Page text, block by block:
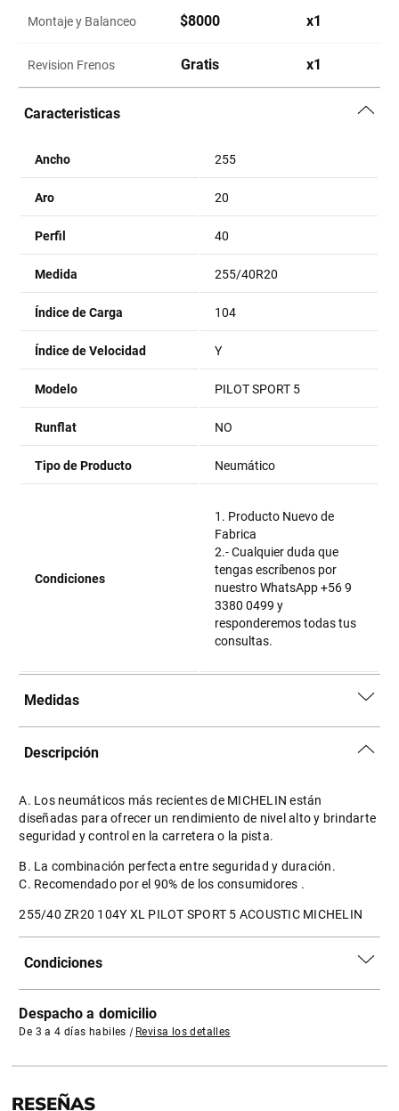
Montaje y Balanceo $8000 x1
Revision Frenos Gratis x1
Caracteristicas
Ancho 255
Aro 20
Perfil 40
Medida 255/40R20
Índice de Carga 104
Índice de Velocidad Y
Modelo PILOT SPORT 5
Runflat NO
Tipo de Producto Neumático
Condiciones
1. Producto Nuevo de
Fabrica
2.- Cualquier duda que
tengas escríbenos por
nuestro WhatsApp +56 9
3380 0499 y
responderemos todas tus
consultas.
Medidas
Descripción
A. Los neumáticos más recientes de MICHELIN están
diseñadas para ofrecer un rendimiento de nivel alto y brindarte
seguridad y control en la carretera o la pista.
B. La combinación perfecta entre seguridad y duración.
C. Recomendado por el 90% de los consumidores .
255/40 ZR20 104Y XL PILOT SPORT 5 ACOUSTIC MICHELIN
Condiciones
Despacho a domicilio
De 3 a 4 días habiles | Revisa los detalles